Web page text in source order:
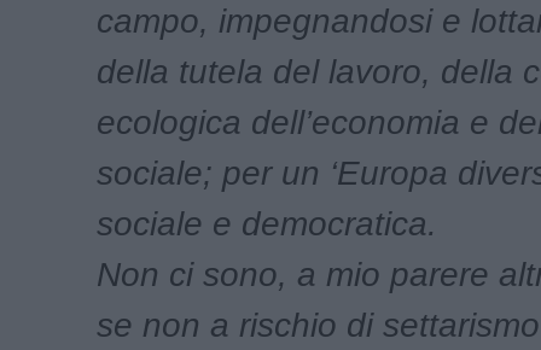
campo, impegnandosi e
della tutela del lavoro, della
ecologica dell’economia e
sociale; per un ‘Europa
sociale e democratica.
Non ci sono, a mio parere
se non a rischio di